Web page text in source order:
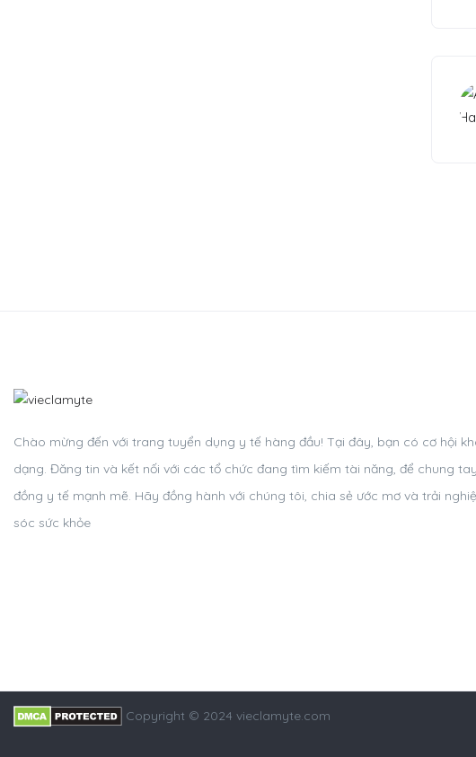
Chào mừng đến với trang tuyển dụng y tế hàng đầu! Tại đây, bạn có cơ hội
dạng. Đăng tin và kết nối với các tổ chức đang tìm kiếm tài năng, để chung
đồng y tế mạnh mẽ. Hãy đồng hành với chúng tôi, chia sẻ ước mơ và trải
sóc sức khỏe
Copyright © 2024 vieclamyte.com